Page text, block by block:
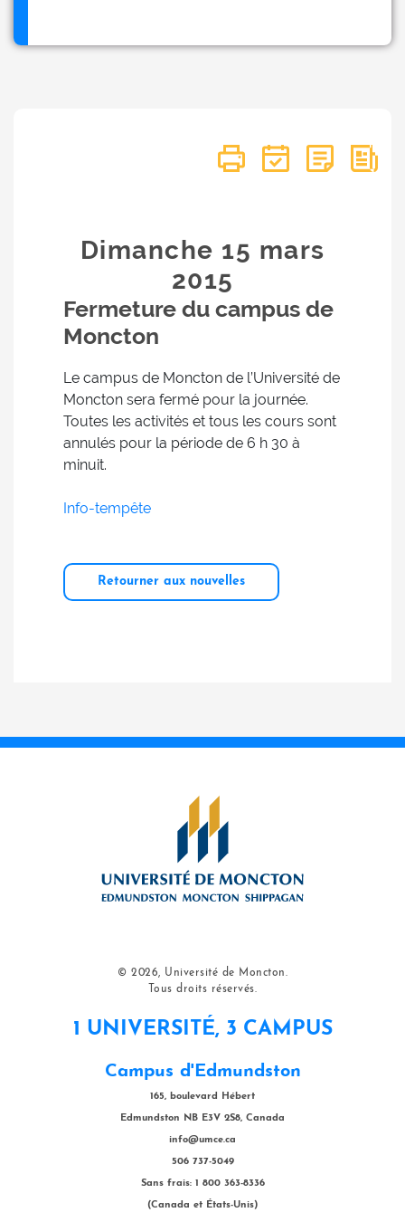
Dimanche 15 mars
2015
Fermeture du campus de
Moncton
Le campus de Moncton de l’Université de
Moncton sera fermé pour la journée.
Toutes les activités et tous les cours sont
annulés pour la période de 6 h 30 à
minuit.
Info-tempête
Retourner aux nouvelles
© 2026, Université de Moncton.
Tous droits réservés.
1 UNIVERSITÉ, 3 CAMPUS
Campus d'Edmundston
165, boulevard Hébert
Edmundston NB E3V 2S8, Canada
info@umce.ca
506 737-5049
Sans frais: 1 800 363-8336
(Canada et États-Unis)